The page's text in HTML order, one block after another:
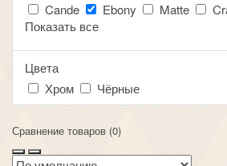
Cande
Ebony Matte
Показать все
Цвета
Хром
Чёрные
Сравнение товаров (0)